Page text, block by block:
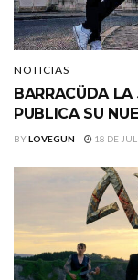
NOTICIAS
BARRACÜDA
PUBLICA SU
BYLOVEGUN 18 DE